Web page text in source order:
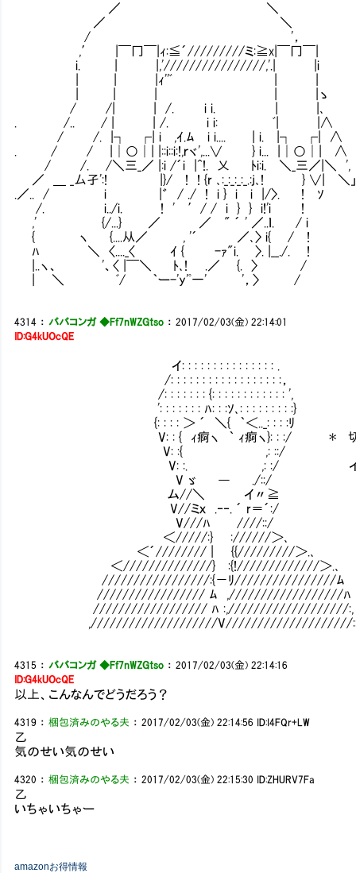
／ ＼
／ ＼
/ '，
,′ |￣冂￣|ｨ:≦´/////////ミ:≧x|￣冂￣|
i. | |,'////////////////,'.| |i
| | |ｨ''ﾞ | |
| | | | |ゝ わかってるよう
/ /| | /. i i. | |､
. /.. / | | /. i i: ﾞ| |∧ こっちも必死に
/ /. |┐ ┌| i ,ｲ.ﾑ i i.... | i. |┐ ┌| ∧
. / / |│○│| |::i::i:!,ｒヾ',...∨ } i... |│○│| ∧ 大学の
/ /. /＼三_／ |:i /´i |^!. 乂 ﾄi:i. ＼_三／|＼ ',
／ ＿ _厶孑':! |}/ ! ! {r ､:_:_:_:_.:j､! } ∨| ＼」
.／.. / i |゛ / ./ ! i } i i |/〉. ! ｿ
/. i../i. ! ' ′/ / i } } i!'i !
,' {/...} ／ ／ " ´ ' ／..ｌ. / i
{ ヽ {....从／ , '´ ／､〉 i{ / !
ﾊ ＼ 〈...._〈 ｲ { -ｧ"i. 〉. |__./. !
|..ヽ、 '、〈 |￣＼ ﾄ､! .／ {. 〉 /
| ＼ ﾞ/ ｀ー-'y'ﾟ一' '，〉 /
4314 ： ババコンガ ◆Ff7nWZGtso ：2017/02/03(金) 22:14:01
ID:G4kUOcQE
イ: : : : : : : : : : : : : : : .
/: : : : : : : : : : : : : : : : : :，
/: : : : : : : {: : : : : : : : : : : : ',
': : : : : : : ﾊ: : :ｿ､: : : : : : : : :}
{: : : : ＞ ´ ＼{ ｀＜.._: : : :ﾘ
V: : { ｨ痾ヽ ｀ ｨ痾ヽ}: : :/ ＊ 切羽詰まっ
V: :{ ,: ::/
V: :. ,: :/ イチャイチャしているよ
V ゞ ― ./::/
ム//＼ イ〃≧
V//ミｘ .‐‐. ´ r＝´:/
V///ﾊ ////::/
＜/////:} ://////＞､
＜´//////// | {{/////////＞.､
＜//////////////} :{!/////////////＞.､
/////////////////:{－ﾘ////////////////ﾑ
///////////////// ﾑ ,//////////////////ﾊ
////////////////// ﾊ :,///////////////////:,
,////////////////////V////////////////////
4315 ： ババコンガ ◆Ff7nWZGtso ：2017/02/03(金) 22:14:16
ID:G4kUOcQE
以上、こんなんでどうだろう？
4319 ：梱包済みのやる夫 ：2017/02/03(金) 22:14:56 ID:I4FQr+LW
乙
気のせい気のせい
4320 ：梱包済みのやる夫 ：2017/02/03(金) 22:15:30 ID:ZHURV7Fa
乙
いちゃいちゃー
amazonお得情報